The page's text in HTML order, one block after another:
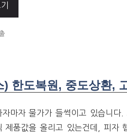
한도복원, 중도상환,
자마자 물가가 들썩이고 있습니다
제품값을 올리고 있는건데, 피자